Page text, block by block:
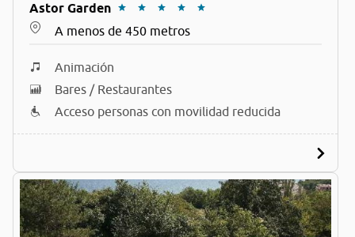
Astor Garden
A menos de 450 metros
Animación
Bares / Restaurantes
Acceso personas con movilidad reducida